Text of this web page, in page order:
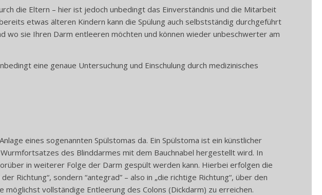
die Eltern – hier ist jedoch unbedingt das Einverständnis und die Mitarbeit
etwas älteren Kindern kann die Spülung auch selbstständig durchgeführt
wo sie Ihren Darm entleeren möchten und können wieder unbeschwerter am
eine genaue Untersuchung und Einschulung durch medizinisches
eines sogenannten Spülstomas da. Ein Spülstoma ist ein künstlicher
des Blinddarmes mit dem Bauchnabel hergestellt wird. In
in weiterer Folge der Darm gespült werden kann. Hierbei erfolgen die
Richtung“, sondern “antegrad” – also in „die richtige Richtung“, über den
vollständige Entleerung des Colons (Dickdarm) zu erreichen.